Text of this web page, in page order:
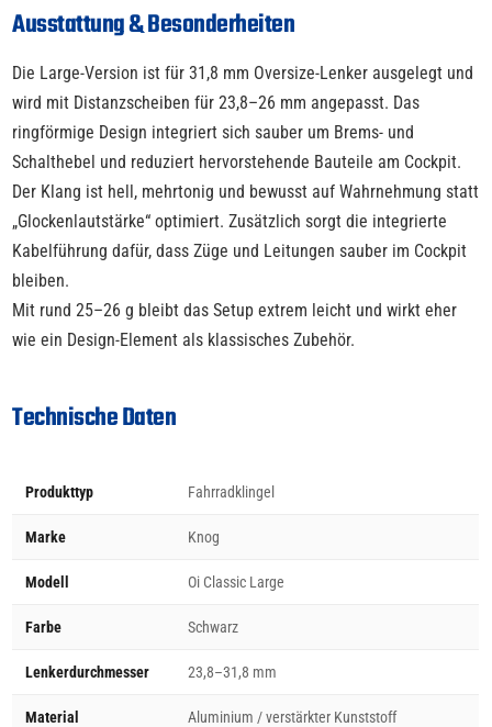
Ausstattung & Besonderheiten
Die Large-Version ist für 31,8 mm Oversize-Lenker ausgelegt und
wird mit Distanzscheiben für 23,8–26 mm angepasst. Das
ringförmige Design integriert sich sauber um Brems- und
Schalthebel und reduziert hervorstehende Bauteile am Cockpit.
Der Klang ist hell, mehrtonig und bewusst auf Wahrnehmung statt
„Glockenlautstärke“ optimiert. Zusätzlich sorgt die integrierte
Kabelführung dafür, dass Züge und Leitungen sauber im Cockpit
bleiben.
Mit rund 25–26 g bleibt das Setup extrem leicht und wirkt eher
wie ein Design-Element als klassisches Zubehör.
Technische Daten
Produkttyp Fahrradklingel
Marke Knog
Modell Oi Classic Large
Farbe Schwarz
Lenkerdurchmesser 23,8–31,8 mm
Material Aluminium / verstärkter Kunststoff